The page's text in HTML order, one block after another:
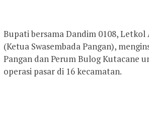
Bupati bersama Dandim 0108,
(Ketua Swasembada Pangan),
Pangan dan Perum Bulog Kutacane
operasi pasar di 16 kecamatan.